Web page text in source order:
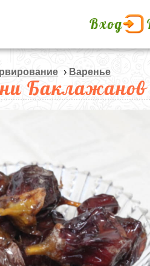
Вход
› Варенье
Баклажанов